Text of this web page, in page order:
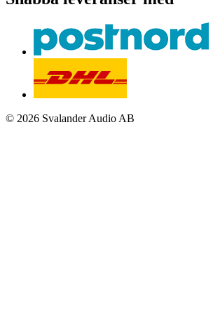
© 2026 Svalander Audio AB